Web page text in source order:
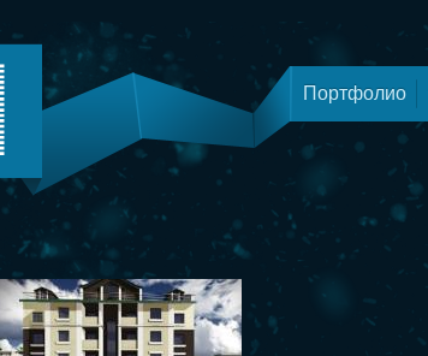
Портфолио